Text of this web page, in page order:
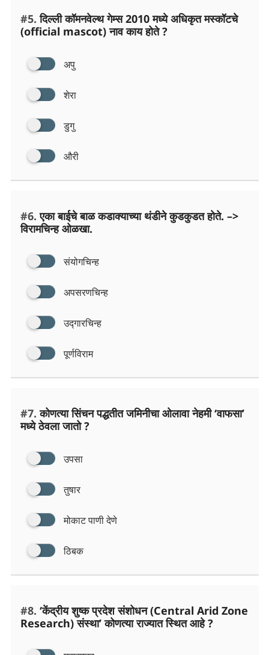
#5. दिल्ली कॉमनवेल्थ गेम्स 2010 मध्ये अधिकृत मस्कॉटचे
(official mascot) नाव काय होते ?
अपु
शेरा
डुगु
औरी
#6. एका बाईचे बाळ कडाक्याच्या थंडीने कुडकुडत होते. –>
विरामचिन्ह ओळखा.
संयोगचिन्ह
अपसरणचिन्ह
उद्गारचिन्ह
पूर्णविराम
#7. कोणत्या सिंचन पद्धतीत जमिनीचा ओलावा नेहमी ‘वाफसा’
मध्ये ठेवला जातो ?
उपसा
तुषार
मोकाट पाणी देणे
ठिबक
#8. ‘केंद्रीय शुष्क प्रदेश संशोधन (Central Arid Zone
Research) संस्था’ कोणत्या राज्यात स्थित आहे ?